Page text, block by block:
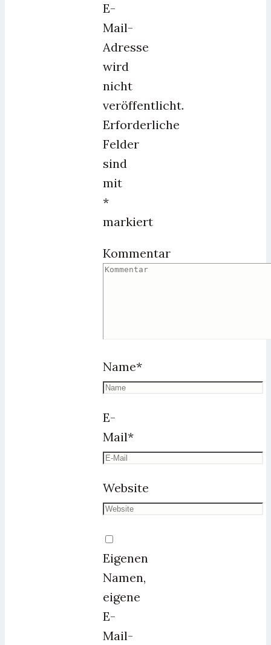
E-
Mail-
Adresse
wird
nicht
veröffentlicht.
Erforderliche
Felder
sind
mit
*
markiert
Kommentar
Name*
E-
Mail*
Website
Eigenen
Namen,
eigene
E-
Mail-